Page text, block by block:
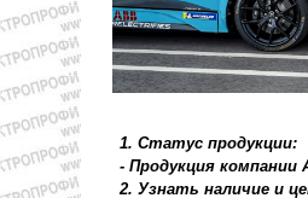
1. Статус продукции:
- Продукция компании
2. Узнать наличие и